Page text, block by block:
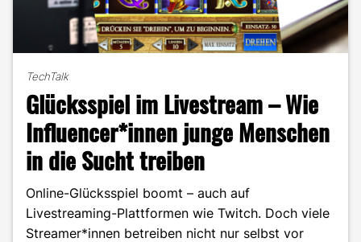
TechTalk
Glücksspiel im Livestream – Wie
Influencer*innen junge Menschen
in die Sucht treiben
Online-Glücksspiel boomt – auch auf
Livestreaming-Plattformen wie Twitch. Doch viele
Streamer*innen betreiben nicht nur selbst vor